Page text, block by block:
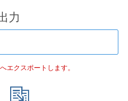
力
エクスポートします。